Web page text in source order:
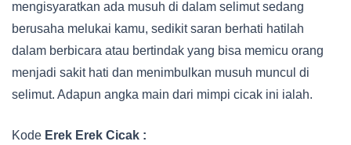
mengisyaratkan ada musuh di dalam selimut sedang
berusaha melukai kamu, sedikit saran berhati hatilah
dalam berbicara atau bertindak yang bisa memicu orang
menjadi sakit hati dan menimbulkan musuh muncul di
selimut. Adapun angka main dari mimpi cicak ini ialah.
Kode Erek Erek Cicak :